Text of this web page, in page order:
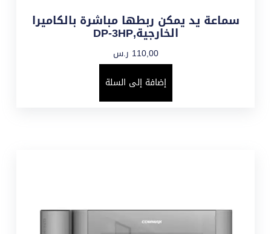
سماعة يد يمكن ربطها مباشرة بالكاميرا
الخارجية,DP-3HP
110,00 ر.س
إضافة إلى السلة